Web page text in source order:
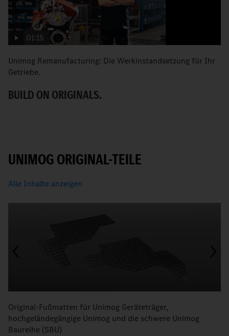
01:15
Unimog Remanufacturing: Die Werkinstandsetzung für Ihr
Getriebe.
BUILD ON ORIGINALS.
UNIMOG ORIGINAL-TEILE
Alle Inhalte anzeigen
Original-Fußmatten für Unimog Geräteträger,
hochgeländegängige Unimog und die schwere Unimog
Baureihe (SBU)